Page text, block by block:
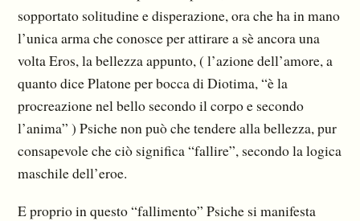
sopportato solitudine e disperazione, ora che ha in mano
l’unica arma che conosce per attirare a sè ancora una
volta Eros, la bellezza appunto, ( l’azione dell’amore, a
quanto dice Platone per bocca di Diotima, “è la
procreazione nel bello secondo il corpo e secondo
l’anima” ) Psiche non può che tendere alla bellezza, pur
consapevole che ciò significa “fallire”, secondo la logica
maschile dell’eroe.
E proprio in questo “fallimento” Psiche si manifesta